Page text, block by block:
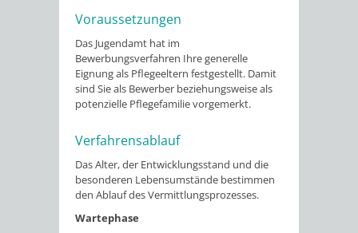
Voraussetzungen
Das Jugendamt hat im
Bewerbungsverfahren Ihre generelle
Eignung als Pflegeeltern festgestellt. Damit
sind Sie als Bewerber beziehungsweise als
potenzielle Pflegefamilie vorgemerkt.
Verfahrensablauf
Das Alter, der Entwicklungsstand und die
besonderen Lebensumstände bestimmen
den Ablauf des Vermittlungsprozesses.
Wartephase